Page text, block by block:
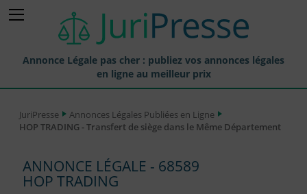
Annonce Légale pas cher : publiez vos annonces légales
en ligne au meilleur prix
Annonces Légales Publiées
Journaux Habilités (JAL) Annonces Légales
JuriPresse
Annonces Légales Publiées en Ligne
HOP TRADING - Transfert de siège dans le Même Département
ANNONCE LÉGALE - 68589
HOP TRADING